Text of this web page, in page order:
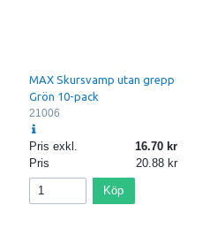
MAX Skursvamp utan grepp
Grön 10-pack
21006
Pris exkl.
16.70
Pris
20.88
Köp